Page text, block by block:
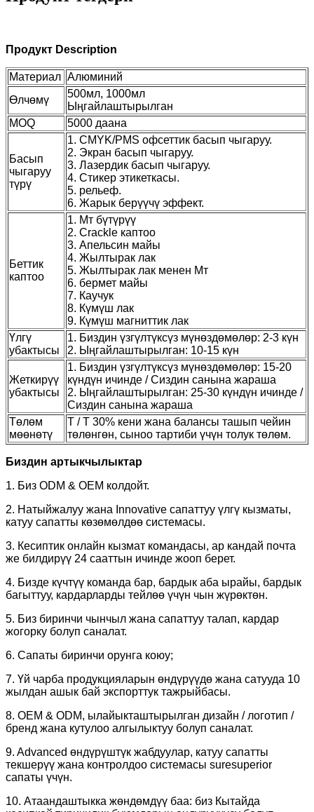
Продукт Description
Материал Алюминий
Өлчөмү
500мл, 1000мл
Ыңгайлаштырылган
MOQ
5000 даана
Басып
чыгаруу
түрү
1. CMYK/PMS офсеттик басып чыгаруу.
2. Экран басып чыгаруу.
3. Лазердик басып чыгаруу.
4. Стикер этикеткасы.
5. рельеф.
6. Жарык берүүчү эффект.
Беттик
каптоо
1. Мт бүтүрүү
2. Crackle каптоо
3. Апельсин майы
4. Жылтырак лак
5. Жылтырак лак менен Мт
6. бермет майы
7. Каучук
8. Күмүш лак
9. Күмүш магниттик лак
Үлгү
убактысы
1. Биздин үзгүлтүксүз мүнөздөмөлөр: 2-3 күн
2. Ыңгайлаштырылган: 10-15 күн
Жеткирүү
убактысы
1. Биздин үзгүлтүксүз мүнөздөмөлөр: 15-20
күндүн ичинде / Сиздин санына жараша
2. Ыңгайлаштырылган: 25-30 күндүн ичинде /
Сиздин санына жараша
Төлөм
мөөнөтү
T / T 30% кени жана балансы ташып чейин
төлөнгөн, сыноо тартиби үчүн толук төлөм.
Биздин артыкчылыктар
1. Биз ODM & OEM колдойт.
2. Натыйжалуу жана Innovative сапаттуу үлгү кызматы,
катуу сапатты көзөмөлдөө системасы.
3. Кесиптик онлайн кызмат командасы, ар кандай почта
же билдирүү 24 сааттын ичинде жооп берет.
4. Бизде күчтүү команда бар, бардык аба ырайы, бардык
багыттуу, кардарларды тейлөө үчүн чын жүрөктөн.
5. Биз биринчи чынчыл жана сапаттуу талап, кардар
жогорку болуп саналат.
6. Сапаты биринчи орунга коюу;
7. Үй чарба продукцияларын өндүрүүдө жана сатууда 10
жылдан ашык бай экспорттук тажрыйбасы.
8. OEM & ODM, ылайыкташтырылган дизайн / логотип /
бренд жана кутулоо алгылыктуу болуп саналат.
9. Advanced өндүрүштүк жабдуулар, катуу сапатты
текшерүү жана контролдоо системасы suresuperior
сапаты үчүн.
10. Атаандаштыкка жөндөмдүү баа: биз Кытайда